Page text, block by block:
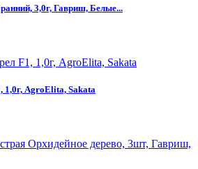
3,0г, Гавриш, Белые...
1,0г, AgroElita, Sakata